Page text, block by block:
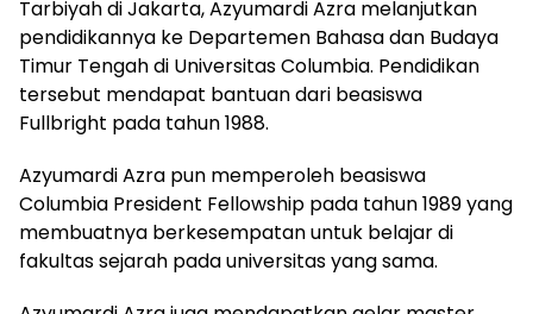
Tarbiyah di Jakarta, Azyumardi Azra melanjutkan
pendidikannya ke Departemen Bahasa dan Budaya
Timur Tengah di Universitas Columbia. Pendidikan
tersebut mendapat bantuan dari beasiswa
Fullbright pada tahun 1988.
Azyumardi Azra pun memperoleh beasiswa
Columbia President Fellowship pada tahun 1989 yang
membuatnya berkesempatan untuk belajar di
fakultas sejarah pada universitas yang sama.